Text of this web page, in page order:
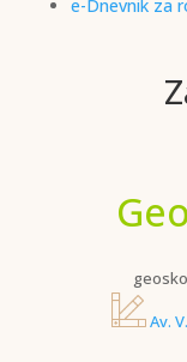
e-Dnevnik za
Av.